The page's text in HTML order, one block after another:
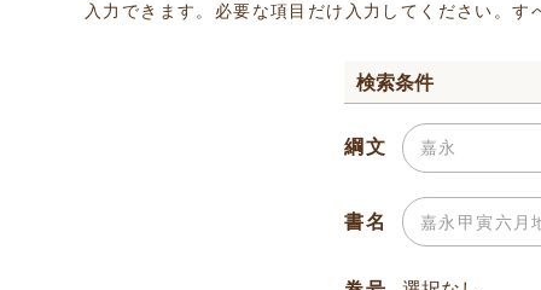
入力できます。必要な項目だけ入力してください。
検索条件
綱文
書名